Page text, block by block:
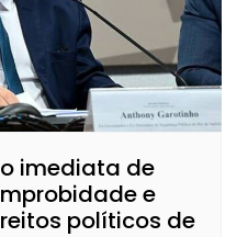
imediata de
e
políticos de